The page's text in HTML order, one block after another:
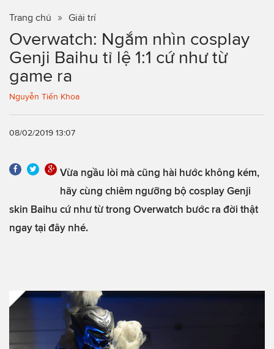
Trang chủ Giải trí
Overwatch: Ngắm nhìn cosplay
Genji Baihu tỉ lệ 1:1 cứ như từ
game ra
Nguyễn Tiến Khoa
08/02/2019 13:07
Vừa ngầu lòi mà cũng hài hước không kém,
hãy cùng chiêm ngưỡng bộ cosplay Genji
skin Baihu cứ như từ trong Overwatch bước ra đời thật
ngay tại đây nhé.